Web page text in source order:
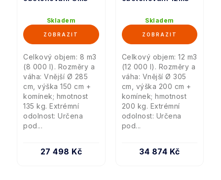
Skladem
27 498 Kč
Celkový objem: 8 m3
(8 000 l). Rozměry a
váha: Vnější Ø 285
cm, výška 150 cm +
komínek; hmotnost
135 kg. Extrémní
odolnost: Určena
pod...
Skladem
34 874 Kč
Celkový objem: 12 m3
(12 000 l). Rozměry a
váha: Vnější Ø 305
cm, výška 200 cm +
komínek; hmotnost
200 kg. Extrémní
odolnost: Určena
pod...